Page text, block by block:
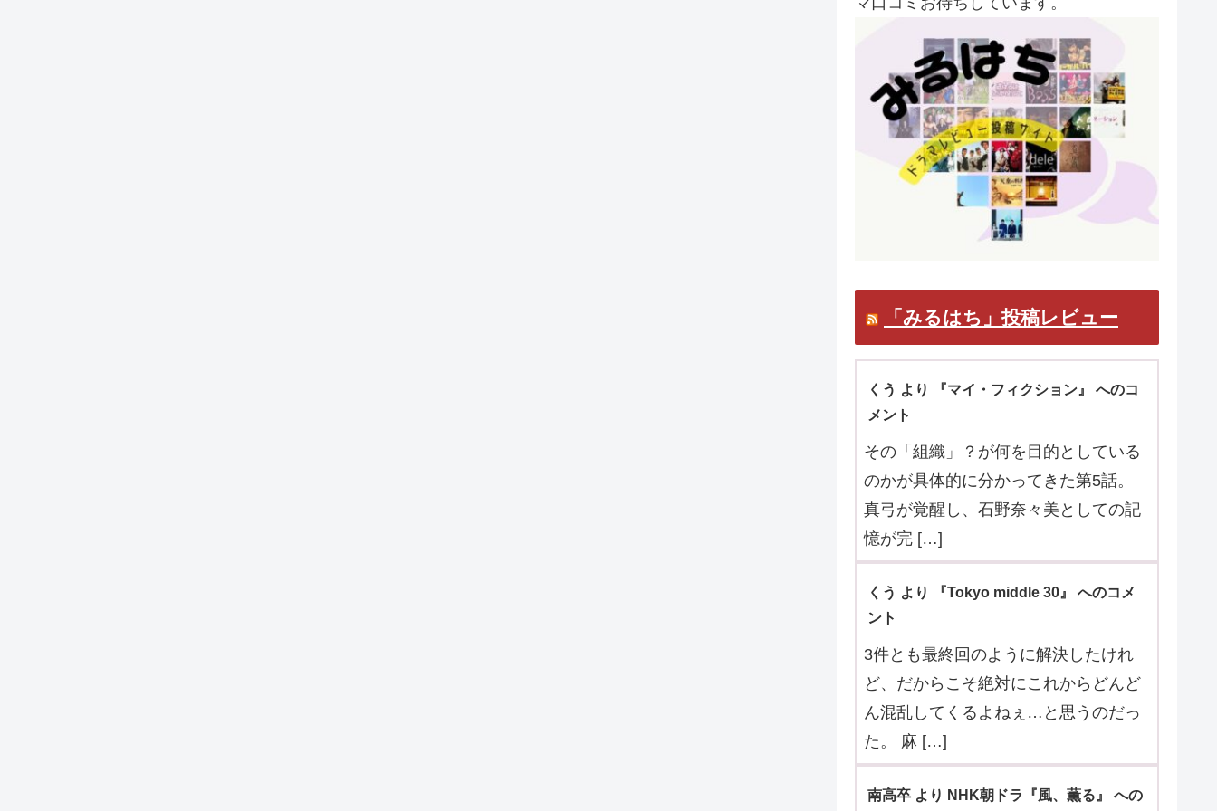
「みるはち」投稿レビュー
くう より 『マイ・フィクション』 へのコ
メント
その「組織」？が何を目的としている
のかが具体的に分かってきた第5話。
真弓が覚醒し、石野奈々美としての記
憶が完 […]
くう より 『Tokyo middle 30』 へのコメ
ント
3件とも最終回のように解決したけれ
ど、だからこそ絶対にこれからどんど
ん混乱してくるよねぇ…と思うのだっ
た。 麻 […]
南高卒 より NHK朝ドラ『風、薫る』 への